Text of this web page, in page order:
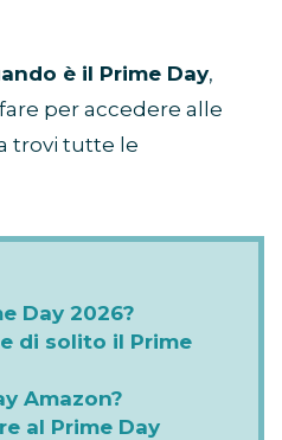
è il Prime Day,
per accedere alle
trovi tutte le
Day 2026?
di solito il Prime
Amazon?
al Prime Day